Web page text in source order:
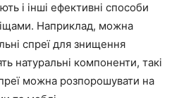
і інші ефективні способи
Наприклад, можна
спреї для знищення
натуральні компоненти, такі
можна розпорошувати на